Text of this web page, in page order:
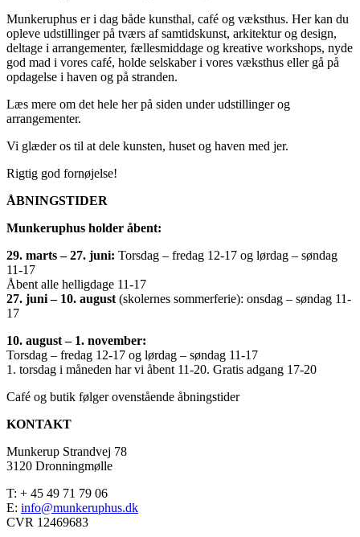
Munkeruphus er i dag både kunsthal, café og væksthus. Her kan du
opleve udstillinger på tværs af samtidskunst, arkitektur og design,
deltage i arrangementer, fællesmiddage og kreative workshops, nyde
god mad i vores café, holde selskaber i vores væksthus eller gå på
opdagelse i haven og på stranden.
Læs mere om det hele her på siden under udstillinger og
arrangementer.
Vi glæder os til at dele kunsten, huset og haven med jer.
Rigtig god fornøjelse!
ÅBNINGSTIDER
Munkeruphus holder åbent:
29. marts – 27. juni: Torsdag – fredag 12-17 og lørdag – søndag
11-17
Åbent alle helligdage 11-17
27. juni – 10. august (skolernes sommerferie): onsdag – søndag 11-
17
10. august – 1. november:
Torsdag – fredag 12-17 og lørdag – søndag 11-17
1. torsdag i måneden har vi åbent 11-20. Gratis adgang 17-20
Café og butik følger ovenstående åbningstider
KONTAKT
Munkerup Strandvej 78
3120 Dronningmølle
T: + 45 49 71 79 06
E: info@munkeruphus.dk
CVR 12469683